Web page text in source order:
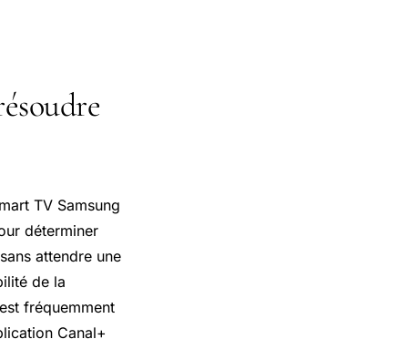
TV Samsung
déterminer
attendre une
de la
fréquemment
Canal+